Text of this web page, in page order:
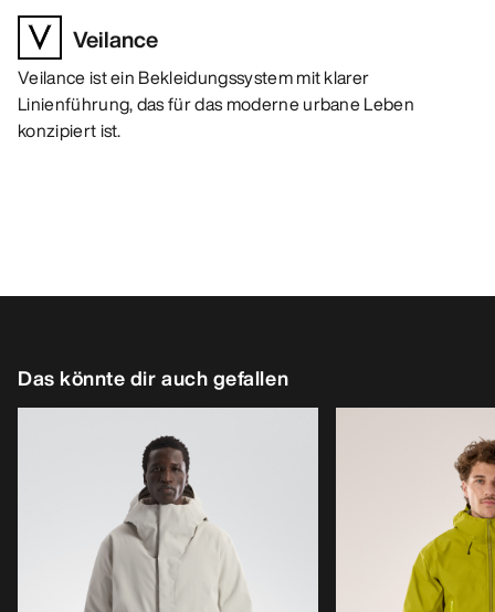
Veilance
Veilance ist ein Bekleidungssystem mit klarer
Linienführung, das für das moderne urbane Leben
konzipiert ist.
Das könnte dir auch gefallen